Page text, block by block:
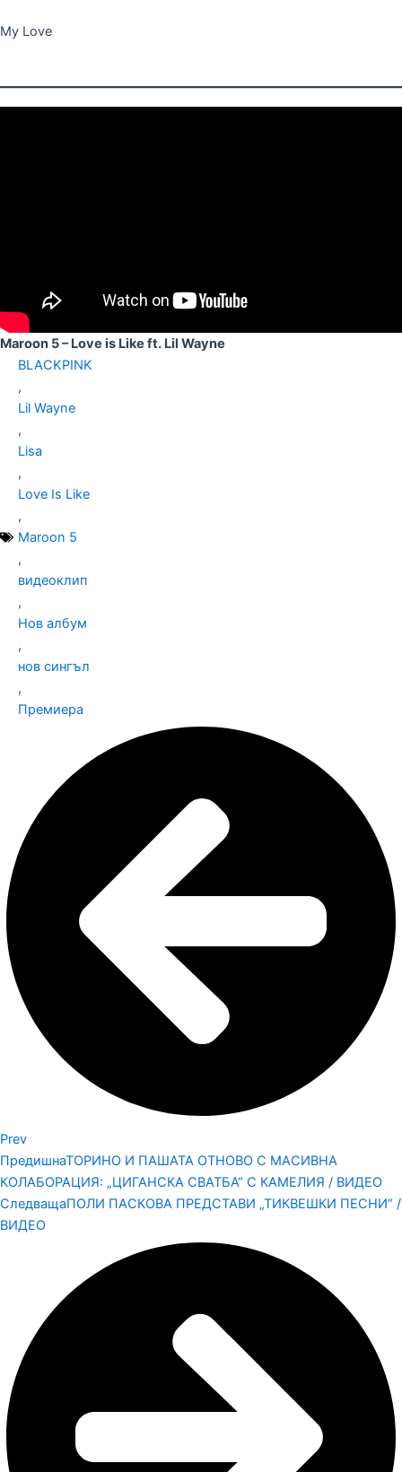
My Love
Maroon 5 – Love is Like ft. Lil Wayne
BLACKPINK
,
Lil Wayne
,
Lisa
,
Love Is Like
,
Maroon 5
,
видеоклип
,
Нов албум
,
нов сингъл
,
Премиера
Prev
ПредишнаТОРИНО И ПАШАТА ОТНОВО С МАСИВНА
КОЛАБОРАЦИЯ: „ЦИГАНСКА СВАТБА“ С КАМЕЛИЯ / ВИДЕО
СледващаПОЛИ ПАСКОВА ПРЕДСТАВИ „ТИКВЕШКИ ПЕСНИ“ /
ВИДЕО